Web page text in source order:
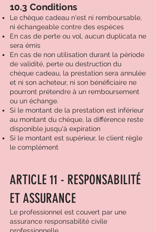
10.3 Conditions
Le chèque cadeau n'est ni remboursable,
ni échangeable contre des espèces
En cas de perte ou vol, aucun duplicata ne
sera émis
En cas de non utilisation durant la période
de validité, perte ou destruction du
chèque cadeau, la prestation sera annulée
et ni son acheteur, ni son bénéficiaire ne
pourront prétendre à un remboursement
ou un échange.
Si le montant de la prestation est inférieur
au montant du chèque, la différence reste
disponible jusqu'à expiration
Si le montant est supérieur, le client règle
le complément
ARTICLE 11 - RESPONSABILITÉ
ET ASSURANCE
Le professionnel est couvert par une
assurance responsabilité civile
professionnelle.